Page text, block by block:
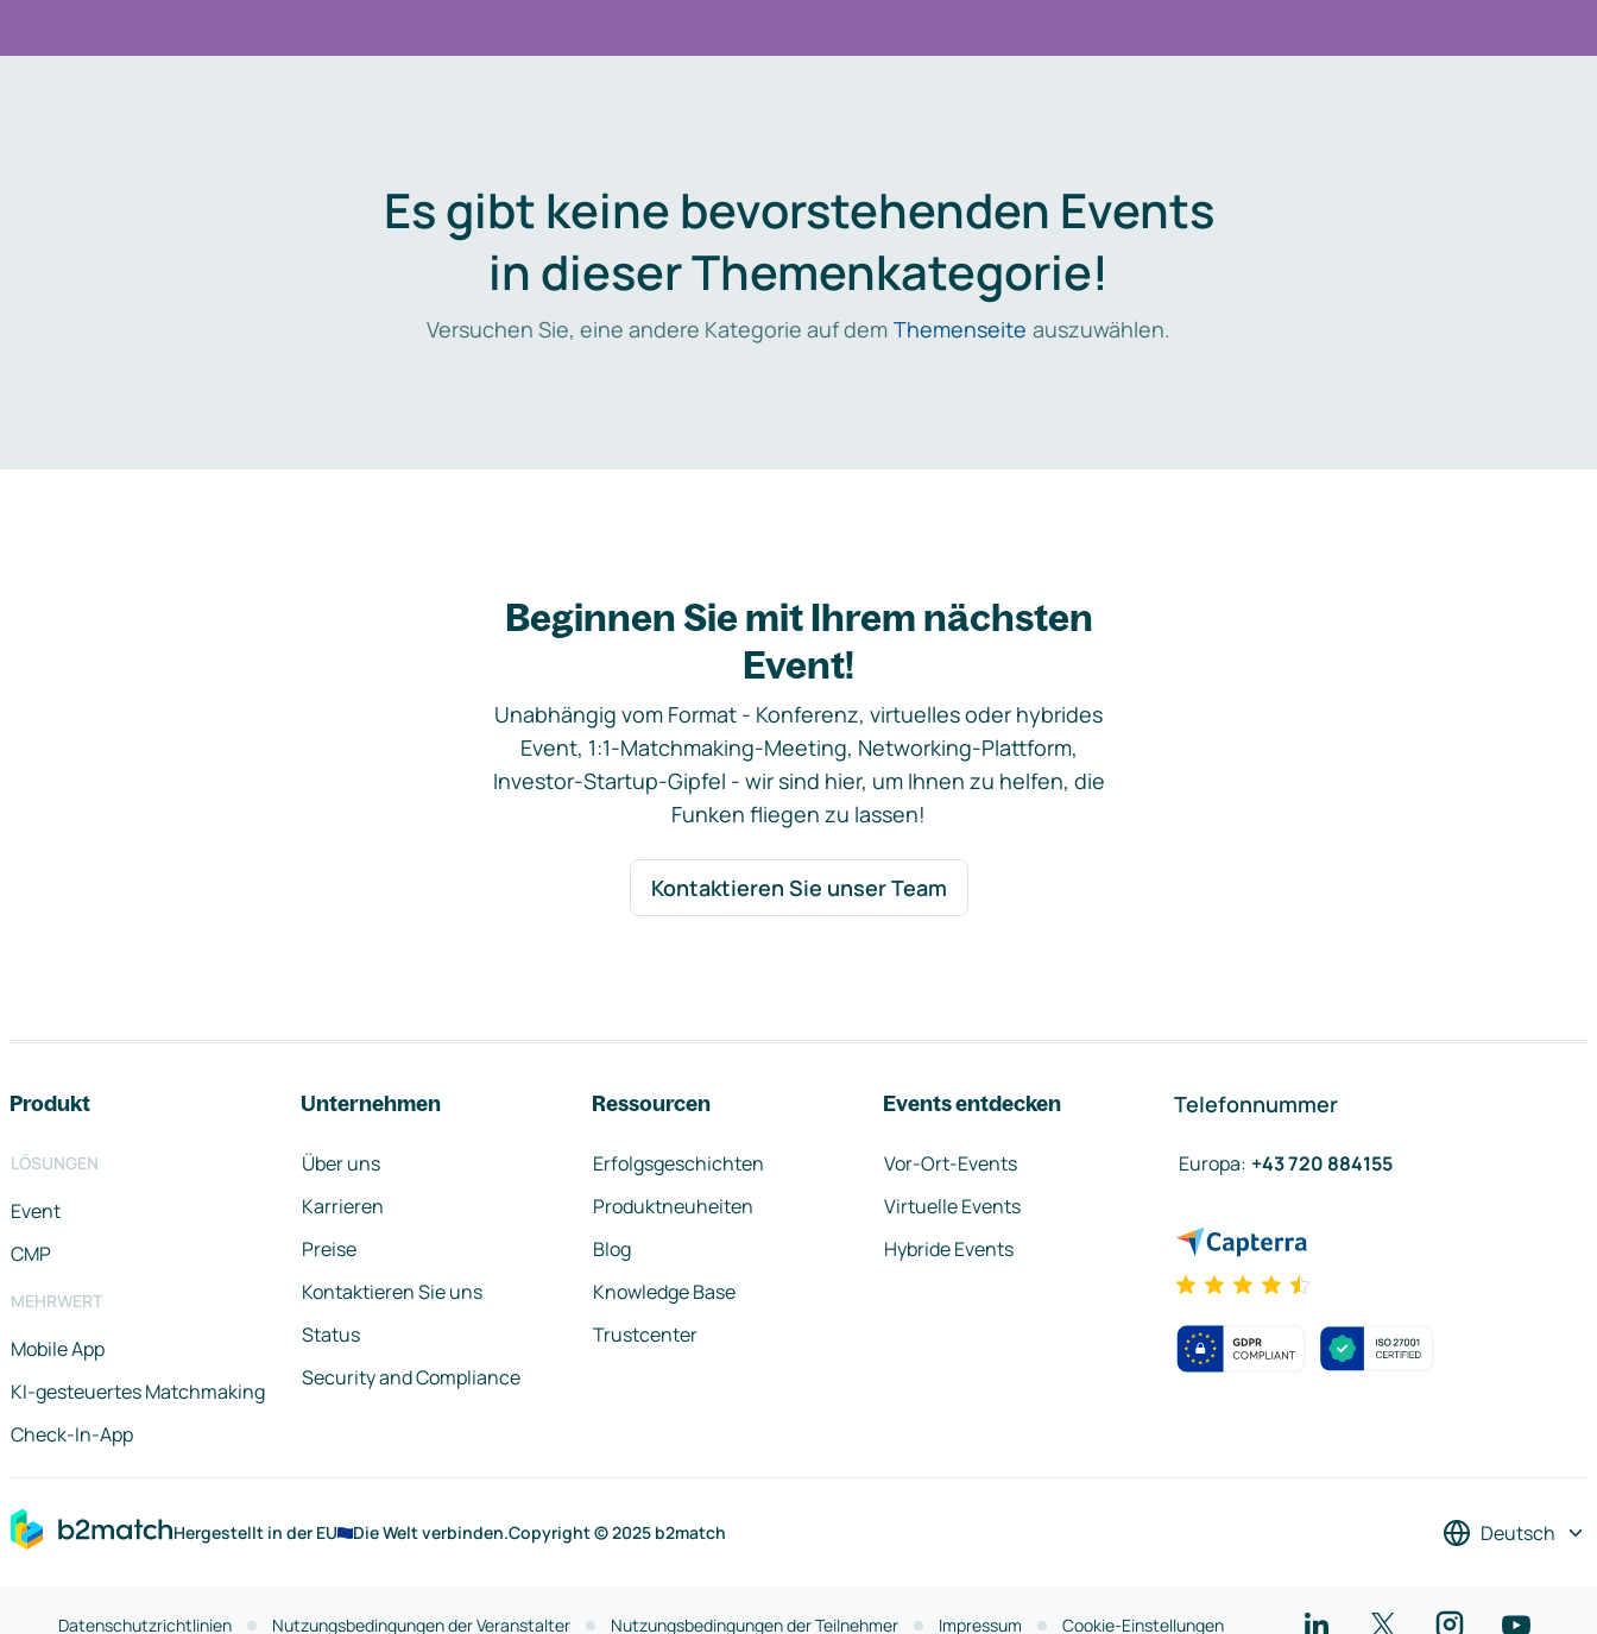
Es gibt keine bevorstehenden Events
in dieser Themenkategorie!
Versuchen Sie, eine andere Kategorie auf dem Themenseite auszuwählen.
Beginnen Sie mit Ihrem nächsten
Event!
Unabhängig vom Format - Konferenz, virtuelles oder hybrides
Event, 1:1-Matchmaking-Meeting, Networking-Plattform,
Investor-Startup-Gipfel - wir sind hier, um Ihnen zu helfen, die
Funken fliegen zu lassen!
Kontaktieren Sie unser Team
Produkt
LÖSUNGEN
Event
CMP
MEHRWERT
Mobile App
KI-gesteuertes Matchmaking
Check-In-App
Unternehmen
Über uns
Karrieren
Preise
Kontaktieren Sie uns
Status
Security and Compliance
Ressourcen
Erfolgsgeschichten
Produktneuheiten
Blog
Knowledge Base
Trustcenter
Events entdecken
Vor-Ort-Events
Virtuelle Events
Hybride Events
Telefonnummer
Europa: +43 720 884155
Hergestellt in der EU Die Welt verbinden.Copyright © 2025 b2match Deutsch
Datenschutzrichtlinien Nutzungsbedingungen der Veranstalter Nutzungsbedingungen der Teilnehmer Impressum Cookie-Einstellungen